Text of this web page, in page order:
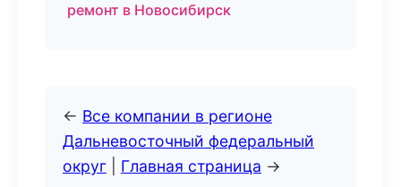
ремонт в Новосибирск
← Все компании в регионе
Дальневосточный федеральный
округ
Главная страница →